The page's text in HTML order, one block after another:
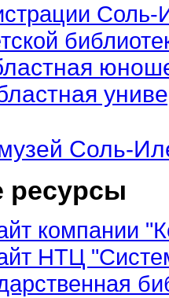
Соль-
Соль-
ресурсы
компании
НТЦ